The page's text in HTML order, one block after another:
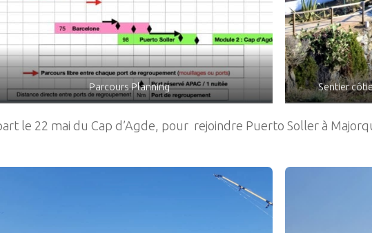
Parcours Planning Sentier
le 22 mai du Cap d’Agde, pour rejoindre Puerto Soller à